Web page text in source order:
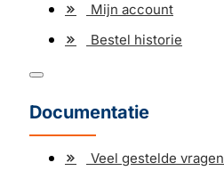
Mijn account
Bestel historie
Documentatie
Veel gestelde vragen